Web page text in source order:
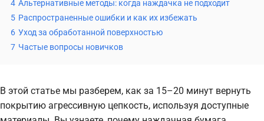
4 Альтернативные методы: когда наждачка не подходит
5 Распространенные ошибки и как их избежать
6 Уход за обработанной поверхностью
7 Частые вопросы новичков
В этой статье мы разберем, как за 15–20 минут вернуть
покрытию агрессивную цепкость, используя доступные